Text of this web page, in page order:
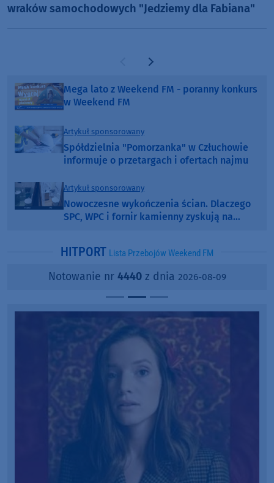
wraków samochodowych "Jedziemy dla Fabiana"
Poprzednia strona
Następna strona
Mega lato z Weekend FM - poranny konkurs
w Weekend FM
Artykuł sponsorowany
Spółdzielnia "Pomorzanka" w Człuchowie
informuje o przetargach i ofertach najmu
Artykuł sponsorowany
Nowoczesne wykończenia ścian. Dlaczego
SPC, WPC i fornir kamienny zyskują na
HITPORT Lista Przebojów Weekend FM
Notowanie nr 4440z dnia 2026-08-09